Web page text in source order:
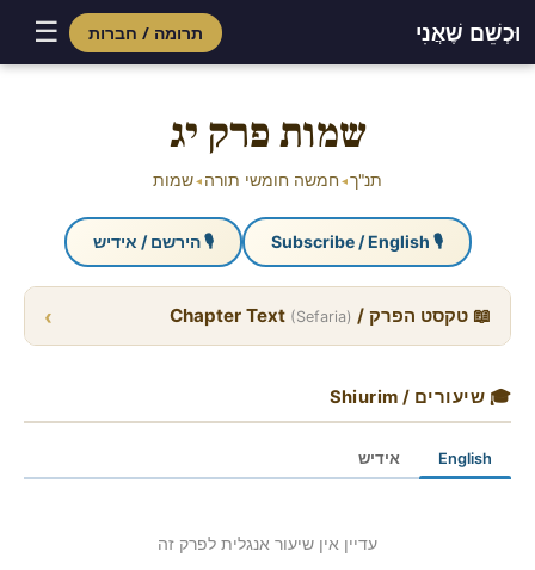
וּכְשֵׁם שֶׁאֲנִי תרומה / חברות ☰
שמות פרק יג
תנ"ך◂ חמשה חומשי תורה ◂שמות
🎙 Subscribe / English 🎙 הירשם / אידיש
📖 טקסט הפרק / Chapter Text (Sefaria)
›
🎓 שיעורים / Shiurim
English אידיש
עדיין אין שיעור אנגלית לפרק זה